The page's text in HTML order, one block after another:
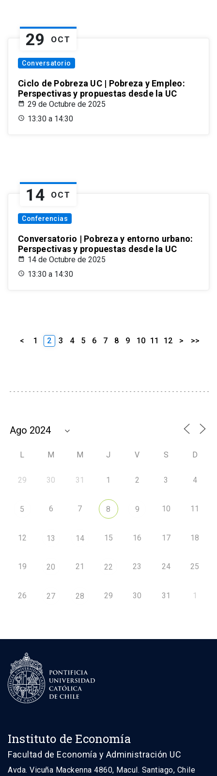
29 OCT
Conversatorio
Ciclo de Pobreza UC | Pobreza y Empleo:
Perspectivas y propuestas desde la UC
29 de Octubre de 2025
13:30 a 14:30
14 OCT
Conferencias
Conversatorio | Pobreza y entorno urbano:
Perspectivas y propuestas desde la UC
14 de Octubre de 2025
13:30 a 14:30
< 1 2 3 4 5 6 7 8 9 10 11 12 > >>
L M M J V S D
29 30 31 1 2 3 4
5 6 7 8 9 10 11
12 13 14 15 16 17 18
19 20 21 22 23 24 25
26 27 28 29 30 31 1
Instituto de Economía
Facultad de Economía y Administración UC
Avda. Vicuña Mackenna 4860, Macul. Santiago, Chile